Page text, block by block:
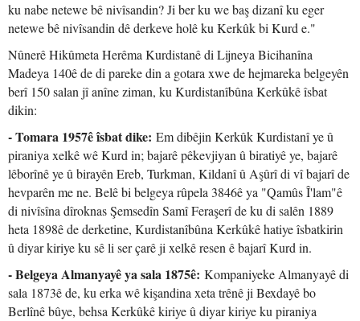
ku nabe netewe bê nivîsandin? Ji ber ku we baş dizanî ku eger
netewe bê nivîsandin dê derkeve holê ku Kerkûk bi Kurd e."
Nûnerê Hikûmeta Herêma Kurdistanê di Lijneya Bicihanîna
Madeya 140ê de di pareke din a gotara xwe de hejmareka belgeyên
berî 150 salan jî anîne ziman, ku Kurdistanîbûna Kerkûkê îsbat
dikin:
- Tomara 1957ê îsbat dike: Em dibêjin Kerkûk Kurdistanî ye û
piraniya xelkê wê Kurd in; bajarê pêkevjiyan û biratiyê ye, bajarê
lêborînê ye û birayên Ereb, Turkman, Kildanî û Aşûrî di vî bajarî de
hevparên me ne. Belê bi belgeya rûpela 3846ê ya "Qamûs Î'lam"ê
di nivîsîna dîroknas Şemsedîn Samî Feraşerî de ku di salên 1889
heta 1898ê de derketine, Kurdistanîbûna Kerkûkê hatiye îsbatkirin
û diyar kiriye ku sê li ser çarê ji xelkê resen ê bajarî Kurd in.
- Belgeya Almanyayê ya sala 1875ê: Kompaniyeke Almanyayê di
sala 1873ê de, ku erka wê kişandina xeta trênê ji Bexdayê bo
Berlînê bûye, behsa Kerkûkê kiriye û diyar kiriye ku piraniya